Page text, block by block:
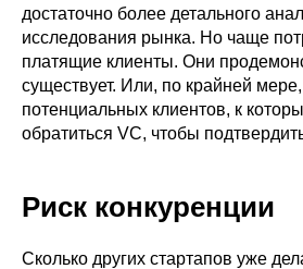
достаточно более детального
исследования рынка. Но чаще
платящие клиенты. Они
существует. Или, по крайней мере,
потенциальных клиентов, к
обратиться VC, чтобы
Риск конкуренции
Сколько других стартапов уже